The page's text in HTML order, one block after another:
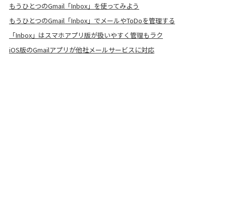
もうひとつのGmail「Inbox」を使ってみよう
もうひとつのGmail「Inbox」でメールやToDoを管理する
「Inbox」はスマホアプリ版が扱いやすく管理もラク
iOS版のGmailアプリが他社メールサービスに対応